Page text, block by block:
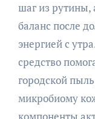
шаг из рутины,
баланс после
энергией с
средство
городской
микробиому